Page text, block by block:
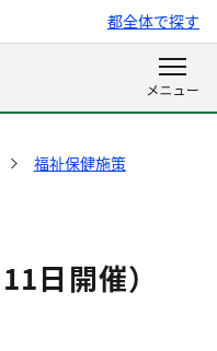
都全体で探す
福祉保健施策
日開催）